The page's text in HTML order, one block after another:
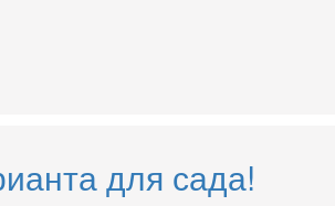
для сада!